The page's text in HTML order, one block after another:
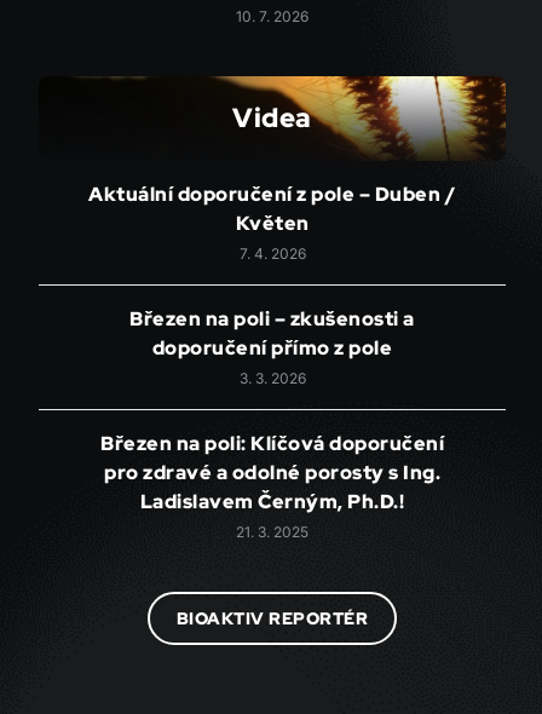
10. 7. 2026
Videa
Aktuální doporučení z pole – Duben /
Květen
7. 4. 2026
Březen na poli – zkušenosti a
doporučení přímo z pole
3. 3. 2026
Březen na poli: Klíčová doporučení
pro zdravé a odolné porosty s Ing.
Ladislavem Černým, Ph.D.!
21. 3. 2025
BIOAKTIV REPORTÉR